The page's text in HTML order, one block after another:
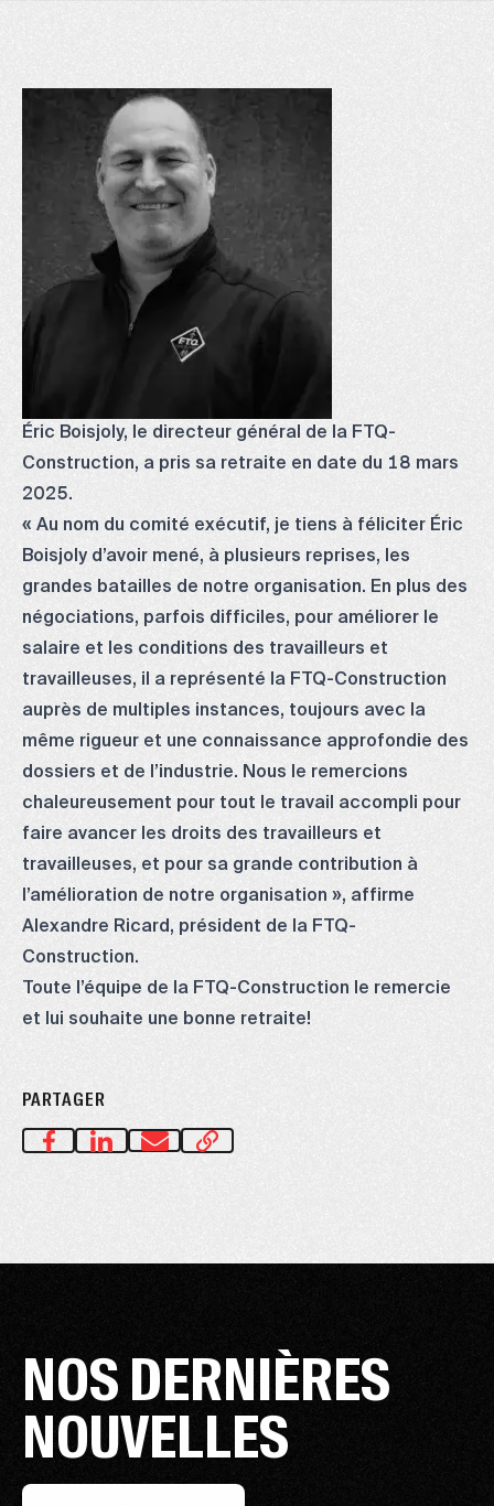
Éric Boisjoly, le directeur général de la FTQ-
Construction, a pris sa retraite en date du 18 mars
2025.
« Au nom du comité exécutif, je tiens à féliciter Éric
Boisjoly d’avoir mené, à plusieurs reprises, les
grandes batailles de notre organisation. En plus des
négociations, parfois difficiles, pour améliorer le
salaire et les conditions des travailleurs et
travailleuses, il a représenté la FTQ-Construction
auprès de multiples instances, toujours avec la
même rigueur et une connaissance approfondie des
dossiers et de l’industrie. Nous le remercions
chaleureusement pour tout le travail accompli pour
faire avancer les droits des travailleurs et
travailleuses, et pour sa grande contribution à
l’amélioration de notre organisation », affirme
Alexandre Ricard, président de la FTQ-
Construction.
Toute l’équipe de la FTQ-Construction le remercie
et lui souhaite une bonne retraite!
PARTAGER
NOS DERNIÈRES
NOUVELLES